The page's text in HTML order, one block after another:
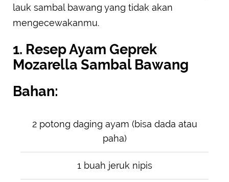
lauk sambal bawang yang tidak akan
mengecewakanmu.
1. Resep Ayam Geprek
Mozarella Sambal Bawang
Bahan:
2 potong daging ayam (bisa dada atau
paha)
1 buah jeruk nipis